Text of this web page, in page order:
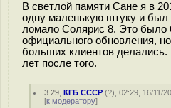
В светлой памяти Сане я в
одну маленькую штуку и был
ломало Солярис 8. Это было
официального обновления,
больших клиентов
лет после того.
3.29 ,КГБ СССР (?), 02:29, 16/11/
[к модератору]